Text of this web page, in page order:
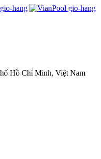
Hồ Chí Minh, Việt Nam